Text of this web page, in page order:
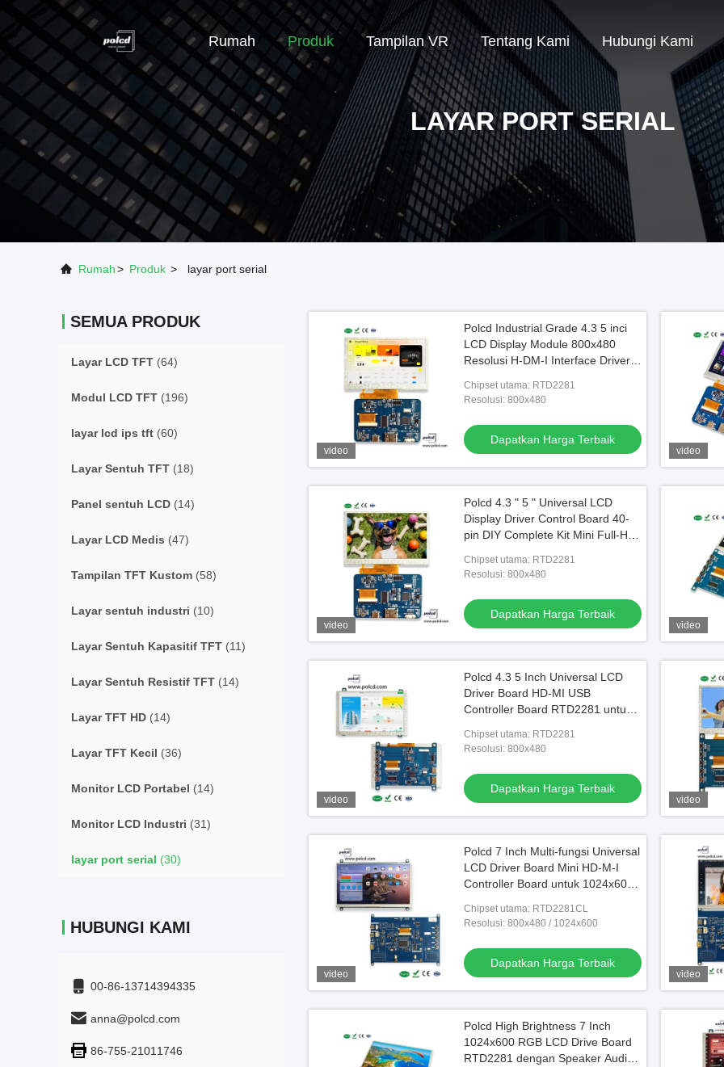
Rumah Produk Tampilan VR Tentang Kami Hubungi Kami
LAYAR PORT SERIAL
Rumah> Produk > layar port serial
SEMUA PRODUK
Layar LCD TFT (64)
Modul LCD TFT (196)
layar lcd ips tft (60)
Layar Sentuh TFT (18)
Panel sentuh LCD (14)
Layar LCD Medis (47)
Tampilan TFT Kustom (58)
Layar sentuh industri (10)
Layar Sentuh Kapasitif TFT (11)
Layar Sentuh Resistif TFT (14)
Layar TFT HD (14)
Layar TFT Kecil (36)
Monitor LCD Portabel (14)
Monitor LCD Industri (31)
layar port serial (30)
HUBUNGI KAMI
00-86-13714394335
anna@polcd.com
86-755-21011746
video
Polcd Industrial Grade 4.3 5 inci
LCD Display Module 800x480
Resolusi H-DM-I Interface Driver
Chipset utama: RTD2281
Resolusi: 800x480
Dapatkan Harga Terbaik
video
video
Polcd 4.3 " 5 " Universal LCD
Display Driver Control Board 40-
pin DIY Complete Kit Mini Full-HD
Chipset utama: RTD2281
Resolusi: 800x480
Dapatkan Harga Terbaik
video
video
Polcd 4.3 5 Inch Universal LCD
Driver Board HD-MI USB
Controller Board RTD2281 untuk
Chipset utama: RTD2281
Resolusi: 800x480
Dapatkan Harga Terbaik
video
video
Polcd 7 Inch Multi-fungsi Universal
LCD Driver Board Mini HD-M-I
Controller Board untuk 1024x600
Chipset utama: RTD2281CL
Resolusi: 800x480 / 1024x600
Dapatkan Harga Terbaik
video
Polcd High Brightness 7 Inch
1024x600 RGB LCD Drive Board
RTD2281 dengan Speaker Audio